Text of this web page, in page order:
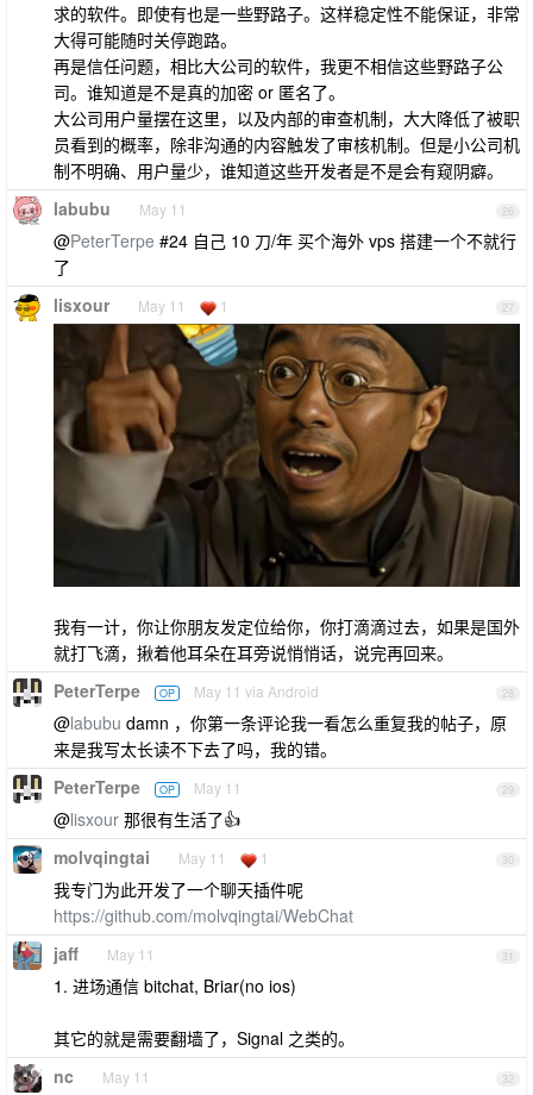
求的软件。即使有也是一些野路子。这样稳定性不能保证，非常
大得可能随时关停跑路。
再是信任问题，相比大公司的软件，我更不相信这些野路子公
司。谁知道是不是真的加密 or 匿名了。
大公司用户量摆在这里，以及内部的审查机制，大大降低了被职
员看到的概率，除非沟通的内容触发了审核机制。但是小公司机
制不明确、用户量少，谁知道这些开发者是不是会有窥阴癖。
26
labubu May 11
@PeterTerpe #24 自己 10 刀/年 买个海外 vps 搭建一个不就行
了
27
lisxour May 11 1
我有一计，你让你朋友发定位给你，你打滴滴过去，如果是国外
就打飞滴，揪着他耳朵在耳旁说悄悄话，说完再回来。
28
PeterTerpe OP May 11 via Android
@labubu damn ，你第一条评论我一看怎么重复我的帖子，原
来是我写太长读不下去了吗，我的错。
29
PeterTerpe OP May 11
@lisxour 那很有生活了👍
30
molvqingtai May 11 1
我专门为此开发了一个聊天插件呢
https://github.com/molvqingtai/WebChat
31
jaff May 11
1. 进场通信 bitchat, Briar(no ios)
其它的就是需要翻墙了，Signal 之类的。
32
nc May 11